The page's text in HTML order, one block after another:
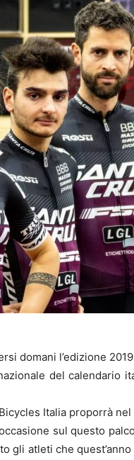
domani l’edizione
del calendario
Italia proporrà
sul questo
gli atleti che